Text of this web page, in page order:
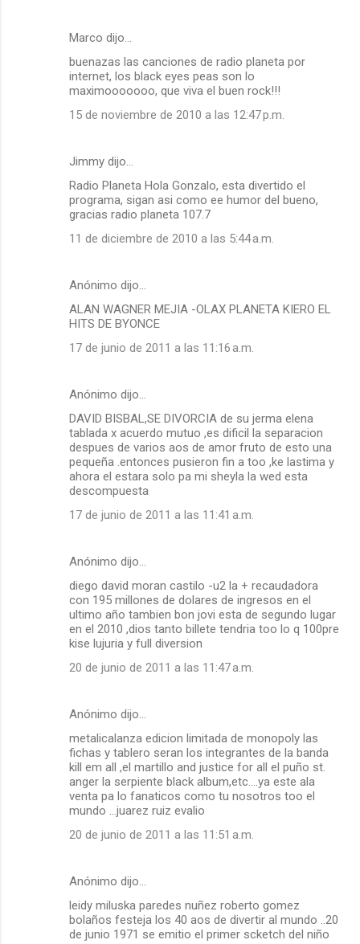
Marco dijo…
buenazas las canciones de radio planeta por
internet, los black eyes peas son lo
maximooooooo, que viva el buen rock!!!
15 de noviembre de 2010 a las 12:47 p.m.
Jimmy dijo…
Radio Planeta Hola Gonzalo, esta divertido el
programa, sigan asi como ee humor del bueno,
gracias radio planeta 107.7
11 de diciembre de 2010 a las 5:44 a.m.
Anónimo dijo…
ALAN WAGNER MEJIA -OLAX PLANETA KIERO EL
HITS DE BYONCE
17 de junio de 2011 a las 11:16 a.m.
Anónimo dijo…
DAVID BISBAL,SE DIVORCIA de su jerma elena
tablada x acuerdo mutuo ,es dificil la separacion
despues de varios aos de amor fruto de esto una
pequeña .entonces pusieron fin a too ,ke lastima y
ahora el estara solo pa mi sheyla la wed esta
descompuesta
17 de junio de 2011 a las 11:41 a.m.
Anónimo dijo…
diego david moran castilo -u2 la + recaudadora
con 195 millones de dolares de ingresos en el
ultimo año tambien bon jovi esta de segundo lugar
en el 2010 ,dios tanto billete tendria too lo q 100pre
kise lujuria y full diversion
20 de junio de 2011 a las 11:47 a.m.
Anónimo dijo…
metalicalanza edicion limitada de monopoly las
fichas y tablero seran los integrantes de la banda
kill em all ,el martillo and justice for all el puño st.
anger la serpiente black album,etc....ya este ala
venta pa lo fanaticos como tu nosotros too el
mundo ...juarez ruiz evalio
20 de junio de 2011 a las 11:51 a.m.
Anónimo dijo…
leidy miluska paredes nuñez roberto gomez
bolaños festeja los 40 aos de divertir al mundo ..20
de junio 1971 se emitio el primer scketch del niño